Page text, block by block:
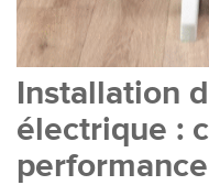
Installation
électrique :